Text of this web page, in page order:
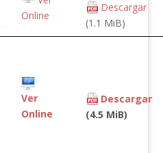
Online
Descargar
(1.1 MiB)
Ver
Online
Descargar
(4.5 MiB)